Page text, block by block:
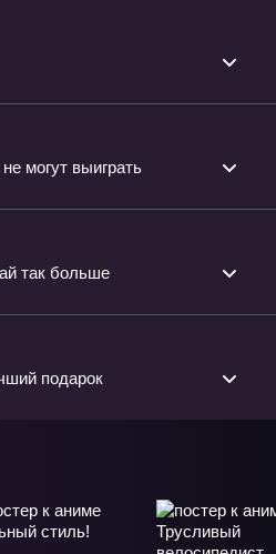
могут выиграть
так больше
подарок